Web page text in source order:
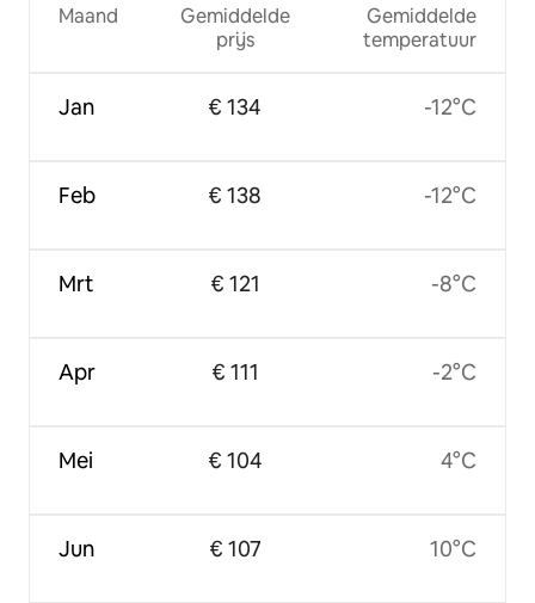
Maand
Jan
Feb
Mrt
Apr
Mei
Jun
Gemiddelde
prijs
€ 134
€ 138
€ 121
€ 111
€ 104
€ 107
Gemiddelde
temperatuur
-12°C
-12°C
-8°C
-2°C
4°C
10°C